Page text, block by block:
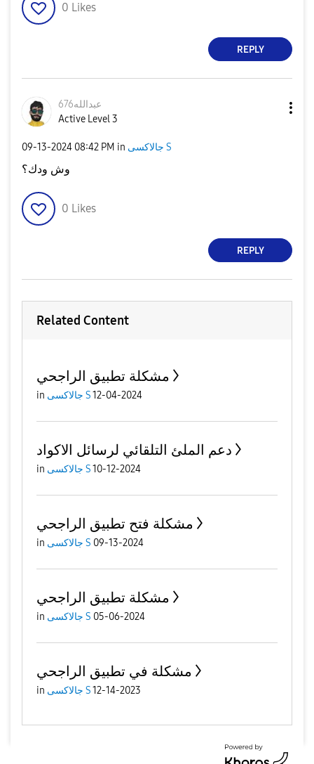
0 Likes
REPLY
عبدالله676
Active Level 3
‎09-13-2024 08:42 PM in جالاكسى S
وش ودك؟
0 Likes
REPLY
Related Content
مشكلة تطبيق الراجحي
in جالاكسى S12-04-2024
دعم الملئ التلقائي لرسائل الاكواد
in جالاكسى S10-12-2024
مشكلة فتح تطبيق الراجحي
in جالاكسى S 09-13-2024
مشكلة تطبيق الراجحي
in جالاكسى S 05-06-2024
مشكلة في تطبيق الراجحي
in جالاكسى S12-14-2023